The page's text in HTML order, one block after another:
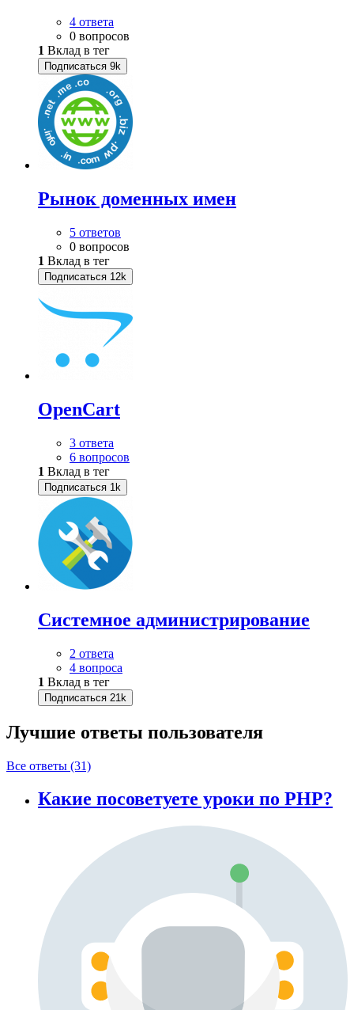
4 ответа
0 вопросов
1 Вклад в тег
Подписаться 9k
Рынок доменных имен
5 ответов
0 вопросов
1 Вклад в тег
Подписаться 12k
OpenCart
3 ответа
6 вопросов
1 Вклад в тег
Подписаться 1k
Системное администрирование
2 ответа
4 вопроса
1 Вклад в тег
Подписаться 21k
Лучшие ответы пользователя
Все ответы (31)
Какие посоветуете уроки по PHP?